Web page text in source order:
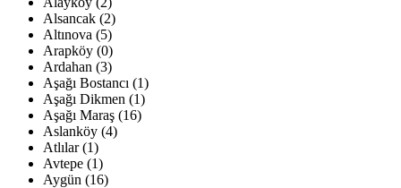
Alsancak (2)
Altınova (5)
Arapköy (0)
Ardahan (3)
Aşağı Bostancı (1)
Aşağı Dikmen (1)
Aşağı Maraş (16)
Aslanköy (4)
Atlılar (1)
Avtepe (1)
Aygün (16)